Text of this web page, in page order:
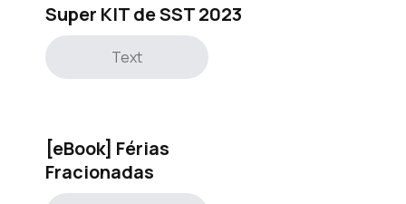
Super KIT de SST 2023
Text
[eBook] Férias
Fracionadas